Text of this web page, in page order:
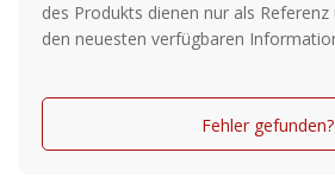
des Produkts dienen nur als
den neuesten verfügbaren
Fehler gefunden?